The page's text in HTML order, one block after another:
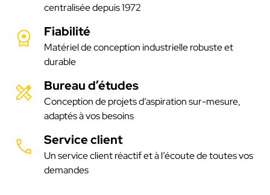
centralisée depuis 1972
Fiabilité
Matériel de conception industrielle robuste et
durable
Bureau d’études
Conception de projets d’aspiration sur-mesure,
adaptés à vos besoins
Service client
Un service client réactif et à l’écoute de toutes vos
demandes